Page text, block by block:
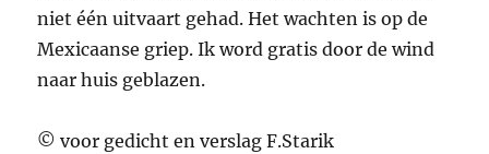
niet één uitvaart gehad. Het wachten is op de
Mexicaanse griep. Ik word gratis door de wind
naar huis geblazen.
© voor gedicht en verslag F.Starik